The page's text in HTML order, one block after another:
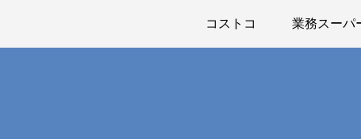
コストコ 業務スーパ